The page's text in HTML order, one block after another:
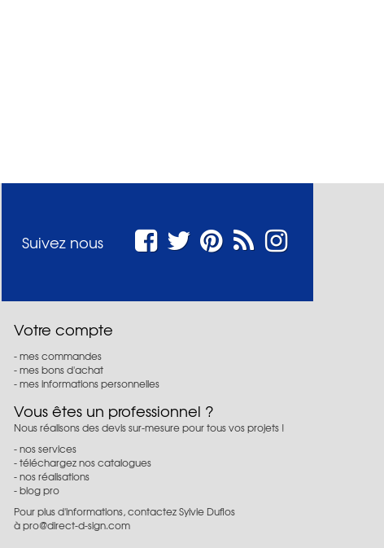
Suivez nous
Votre compte
mes commandes
mes bons d'achat
mes informations personnelles
Vous êtes un professionnel ?
Nous réalisons des devis sur-mesure pour tous vos projets !
nos services
téléchargez nos catalogues
nos réalisations
blog pro
Pour plus d'informations, contactez Sylvie Duflos
àpro@direct-d-sign.com